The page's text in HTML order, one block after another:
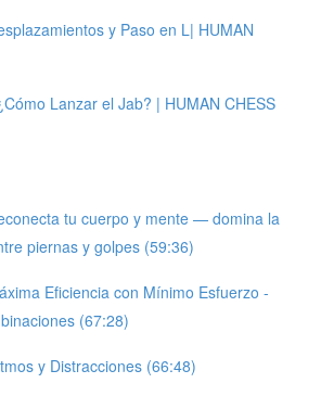
y Paso en L| HUMAN
Lanzar el Jab? | HUMAN CHESS
tu cuerpo y mente — domina la
piernas y golpes (59:36)
Eficiencia con Mínimo Esfuerzo -
(67:28)
y Distracciones (66:48)